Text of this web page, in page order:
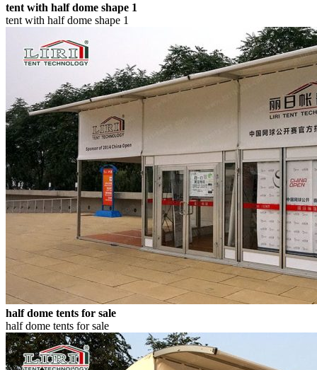
tent with half dome shape 1
tent with half dome shape 1
half dome tents for sale
half dome tents for sale